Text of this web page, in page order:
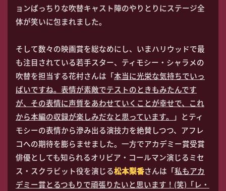
ョンばっちりな吹替キャスト陣のやりとりにステージ全
体が笑いに包まれました。
そして数々の映画賞を総なめにし、いまハリウッドで最
も注目されている若手スター、ティモシー・シャラメの
吹替を担当する花村さんは「本当に光栄な気持ちでいっ
ぱいですね。表情が素敵でテストのときもみたんです
が、その表情に声質をあわせていくことが幸せで、これ
から本編の収録が楽しみだなと思っています。
」とティ
モシーの表情から滲み出る演技力を絶賛しつつ、アフレ
コへの期待を膨らませました。一方でアカデミー賞受賞
俳優としても知られるオリビア・コールマン演じるミセ
ス・スクラビット役を演じる松本梨香さんは「私もアカ
デミー賞とるつもりで頑張りたいと思います！(笑)「レ・